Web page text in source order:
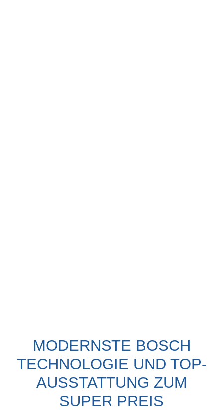
MODERNSTE BOSCH
TECHNOLOGIE UND TOP-
AUSSTATTUNG ZUM
SUPER PREIS